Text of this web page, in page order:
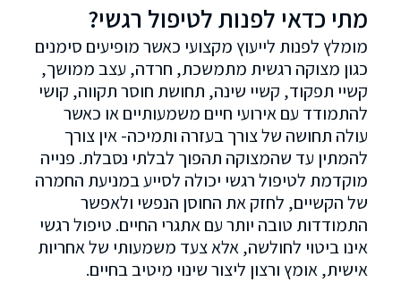
מתי כדאי לפנות לטיפול רגשי?
מומלץ לפנות לייעוץ מקצועי כאשר מופיעים סימנים
כגון מצוקה רגשית מתמשכת, חרדה, עצב ממושך,
קשיי תפקוד, קשיי שינה, תחושת חוסר תקווה, קושי
להתמודד עם אירועי חיים משמעותיים או כאשר
עולה תחושה של צורך בעזרה ותמיכה- אין צורך
להמתין עד שהמצוקה תהפוך לבלתי נסבלת. פנייה
מוקדמת לטיפול רגשי יכולה לסייע במניעת החמרה
של הקשיים, לחזק את החוסן הנפשי ולאפשר
התמודדות טובה יותר עם אתגרי החיים. טיפול רגשי
אינו ביטוי לחולשה, אלא צעד משמעותי של אחריות
אישית, אומץ ורצון ליצור שינוי מיטיב בחיים.